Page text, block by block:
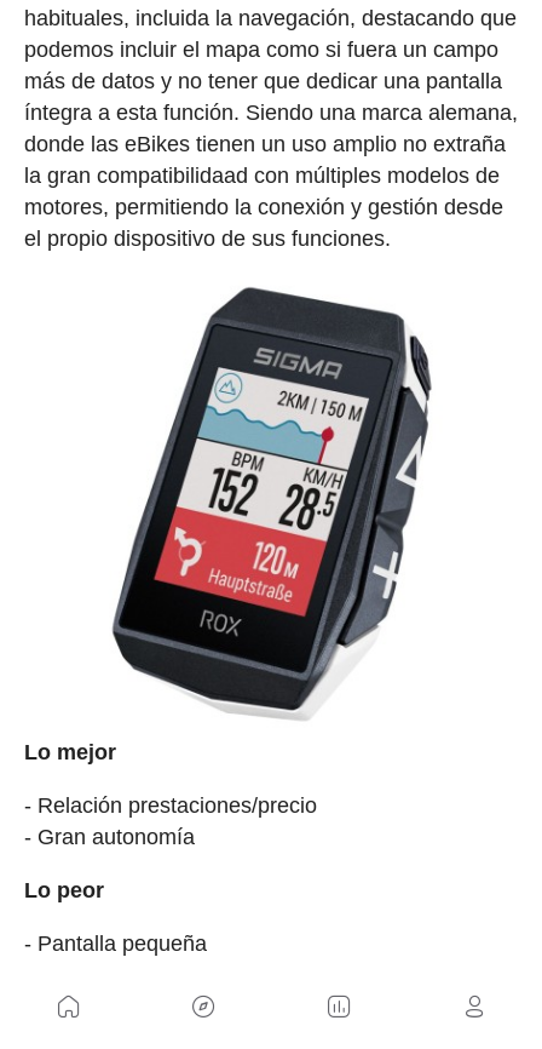
habituales, incluida la navegación, destacando que
podemos incluir el mapa como si fuera un campo
más de datos y no tener que dedicar una pantalla
íntegra a esta función. Siendo una marca alemana,
donde las eBikes tienen un uso amplio no extraña
la gran compatibilidaad con múltiples modelos de
motores, permitiendo la conexión y gestión desde
el propio dispositivo de sus funciones.
Lo mejor
- Relación prestaciones/precio
- Gran autonomía
Lo peor
- Pantalla pequeña